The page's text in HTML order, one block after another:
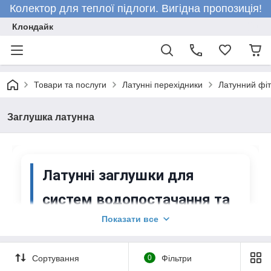
Колектор для теплої підлоги. Вигідна пропозиція!
Клондайк
Товари та послуги Латунні перехідники Латунний
Заглушка латунна
Латунні заглушки для
систем водопостачання та
опалення
Латунні заглушки є незамінними елементами при
монтажі та обслуговуванні інженерних комунікацій.
Показати все
Сортування 0 Фільтри